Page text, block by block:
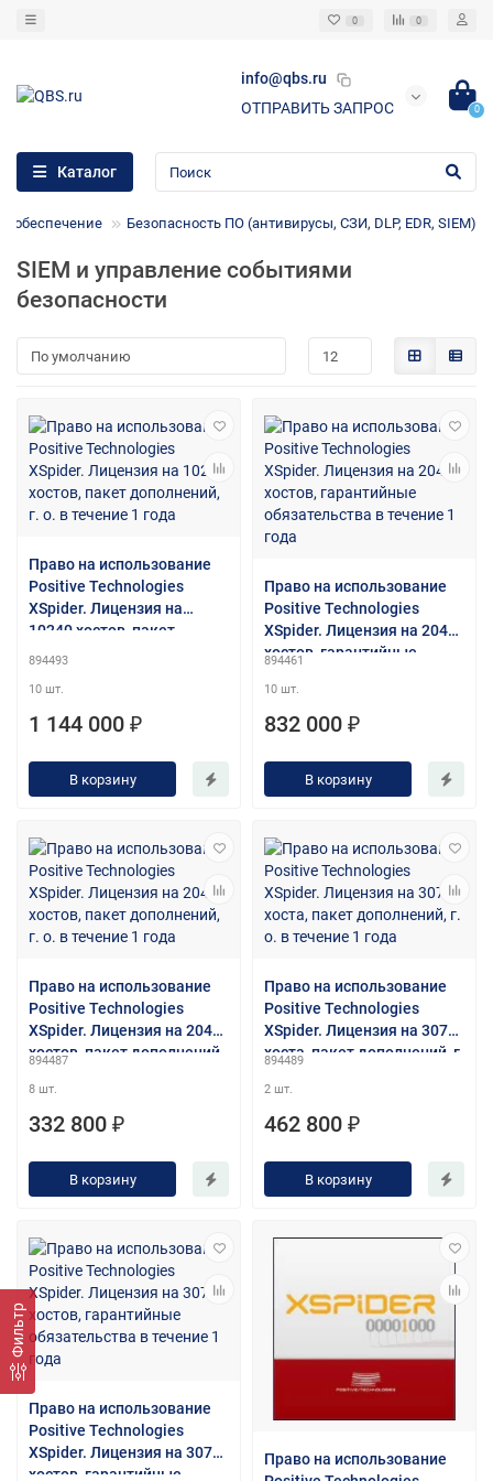
0 0
info@qbs.ru
ОТПРАВИТЬ ЗАПРОС
0
Каталог
обеспечение Безопасность ПО (антивирусы, СЗИ, DLP, EDR, SIEM)
SIEM и управление событиями
безопасности
Фильтр
Право на использование
Positive Technologies
XSpider. Лицензия на
10240 хостов, пакет
дополнений, г. о. в течение
894493
10 шт.
1 144 000 ₽
В корзину
Право на использование
Positive Technologies
XSpider. Лицензия на 2048
хостов, гарантийные
года
894461
10 шт.
832 000 ₽
В корзину
Право на использование
Positive Technologies
XSpider. Лицензия на 2048
хостов, пакет дополнений,
894487
8 шт.
332 800 ₽
В корзину
Право на использование
Positive Technologies
XSpider. Лицензия на 3072
хоста, пакет дополнений, г.
894489
2 шт.
462 800 ₽
В корзину
Право на использование
Positive Technologies
XSpider. Лицензия на 3072
хостов, гарантийные
Право на использование